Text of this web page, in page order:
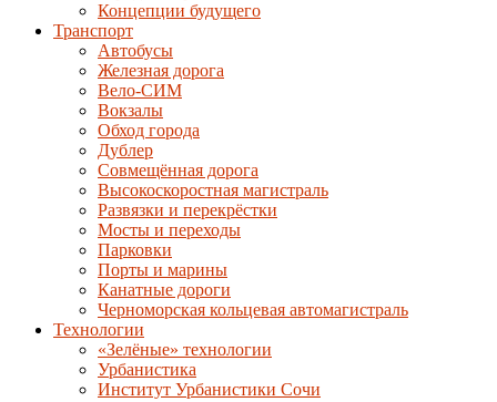
Концепции будущего
Транспорт
Автобусы
Железная дорога
Вело-СИМ
Вокзалы
Обход города
Дублер
Совмещённая дорога
Высокоскоростная магистраль
Развязки и перекрёстки
Мосты и переходы
Парковки
Порты и марины
Канатные дороги
Черноморская кольцевая автомагистраль
Технологии
«Зелёные» технологии
Урбанистика
Институт Урбанистики Сочи